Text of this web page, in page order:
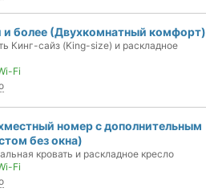
и более (Двухкомнатный комфорт)
Кинг-сайз (King-size) и раскладное
Fi
номер с дополнительным
без окна)
кровать и раскладное кресло
Fi